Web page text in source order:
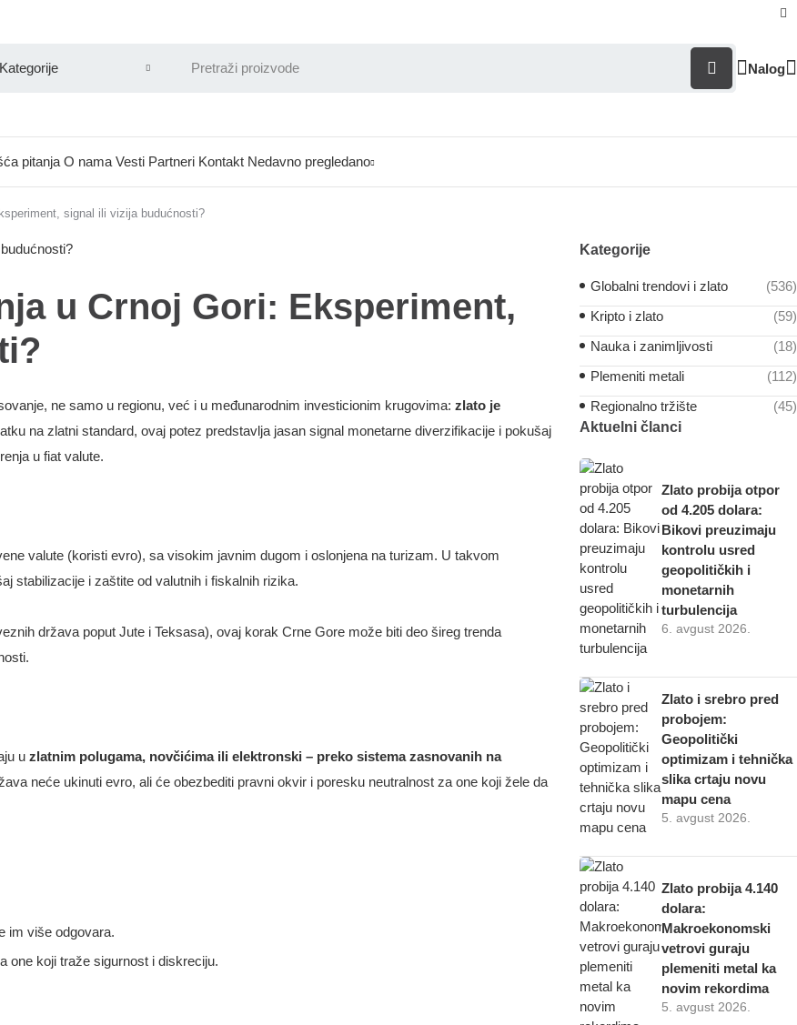
Nalog
pitanja O nama Vesti Partneri Kontakt Nedavno pregledano
signal ili vizija budućnosti?
u Crnoj Gori: Eksperiment,
ne samo u regionu, već i u međunarodnim investicionim krugovima: zlato je
na zlatni standard, ovaj potez predstavlja jasan signal monetarne diverzifikacije i pokušaj
u fiat valute.
valute (koristi evro), sa visokim javnim dugom i oslonjena na turizam. U takvom
stabilizacije i zaštite od valutnih i fiskalnih rizika.
država poput Jute i Teksasa), ovaj korak Crne Gore može biti deo šireg trenda
u zlatnim polugama, novčićima ili elektronski – preko sistema zasnovanih na
neće ukinuti evro, ali će obezbediti pravni okvir i poresku neutralnost za one koji žele da
im više odgovara.
one koji traže sigurnost i diskreciju.
Kategorije
Globalni trendovi i zlato
(536)
Kripto i zlato
(59)
Nauka i zanimljivosti
(18)
Plemeniti metali
(112)
Regionalno tržište
(45)
Aktuelni članci
Zlato probija otpor
od 4.205 dolara:
Bikovi preuzimaju
kontrolu usred
geopolitičkih i
monetarnih
turbulencija
6. avgust 2026.
Zlato i srebro pred
probojem:
Geopolitički
optimizam i tehnička
slika crtaju novu
mapu cena
5. avgust 2026.
Zlato probija 4.140
dolara:
Makroekonomski
vetrovi guraju
plemeniti metal ka
novim rekordima
5. avgust 2026.